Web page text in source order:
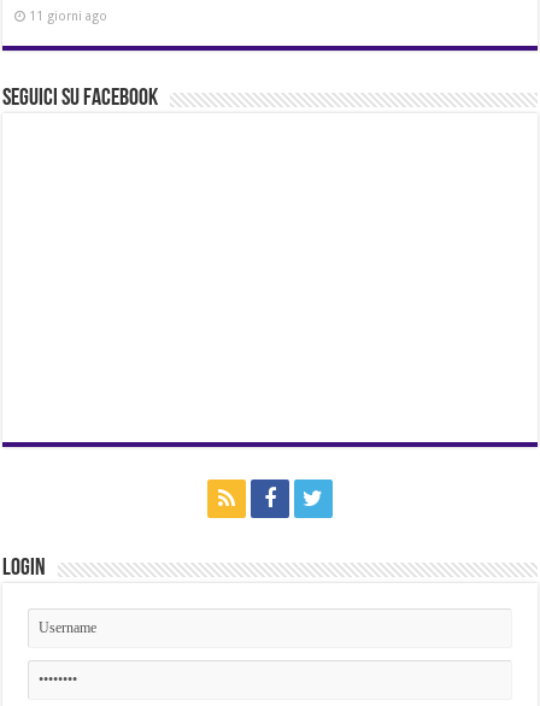
11 giorni ago
Seguici su Facebook
Login